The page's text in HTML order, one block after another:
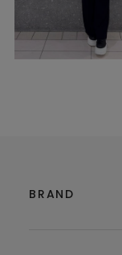
BRAND